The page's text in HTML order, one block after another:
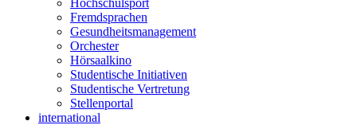
Hochschulsport
Fremdsprachen
Gesundheitsmanagement
Orchester
Hörsaalkino
Studentische Initiativen
Studentische Vertretung
Stellenportal
international